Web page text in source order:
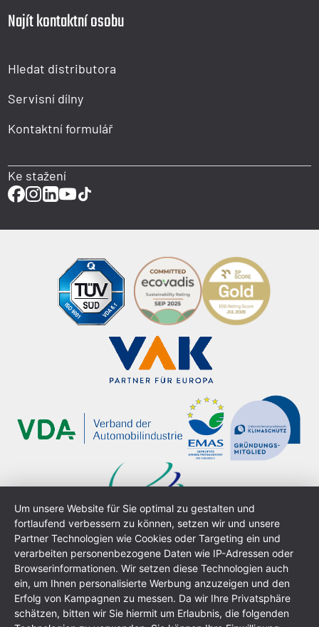
Najít kontaktní osobu
Hledat distributora
Servisní dílny
Kontaktní formulář
Ke stažení
ImpresumProhlášení o ochraně osobních údajů
Um unsere Website für Sie optimal zu gestalten und
fortlaufend verbessern zu können, setzen wir und unsere
Partner Technologien wie Cookies oder Targeting ein und
verarbeiten personenbezogene Daten wie IP-Adressen oder
Browserinformationen. Wir setzen diese Technologien auch
ein, um Ihnen personalisierte Werbung anzuzeigen und den
Erfolg von Kampagnen zu messen. Da wir Ihre Privatsphäre
schätzen, bitten wir Sie hiermit um Erlaubnis, die folgenden